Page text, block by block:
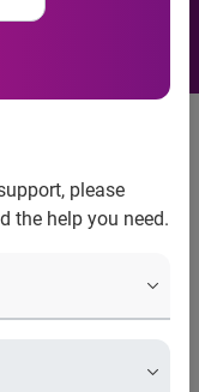
please
the help you need.
tem
de
Durante os
acumulado de